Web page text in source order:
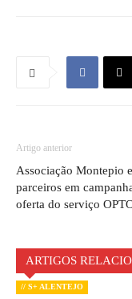
Artigo anterior
Associação Montepio
parceiros em
oferta do serviço
ARTIGOS
// S+ ALENTEJO